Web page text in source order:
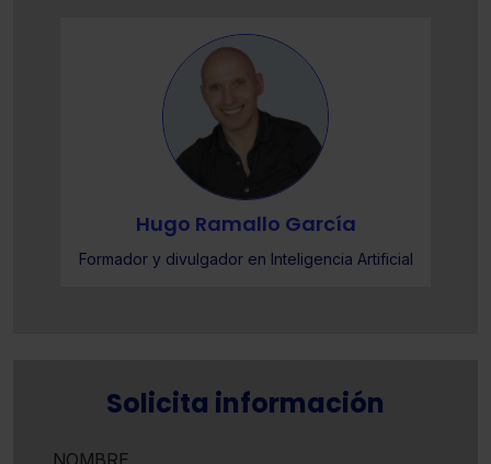
Hugo Ramallo García
Formador y divulgador en Inteligencia Artificial
Solicita información
NOMBRE